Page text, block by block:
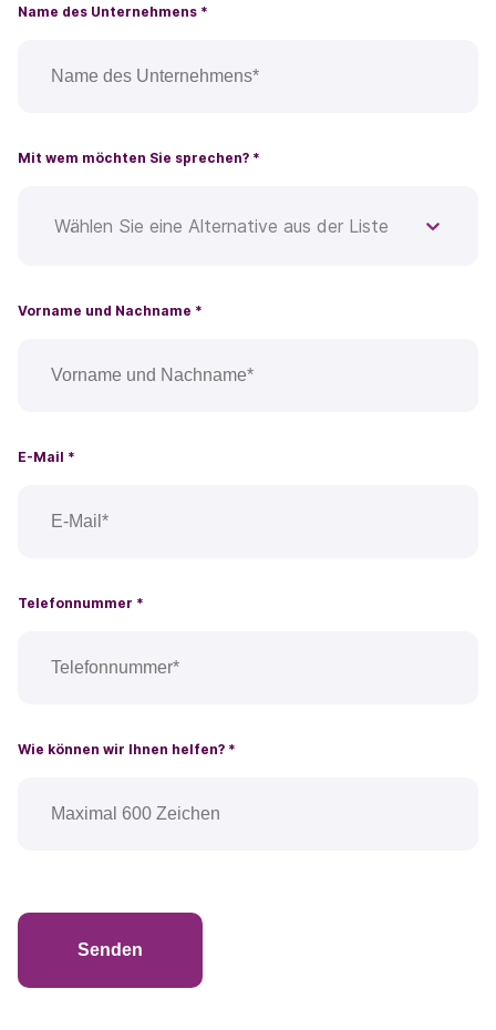
Name des Unternehmens *
Mit wem möchten Sie sprechen? *
Wählen Sie eine Alternative aus der Liste
Vorname und Nachname *
E-Mail *
Telefonnummer *
Wie können wir Ihnen helfen? *
Senden